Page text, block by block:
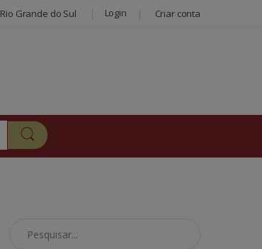
Rio Grande do Sul Login Criar conta
Pesquisar no Blog